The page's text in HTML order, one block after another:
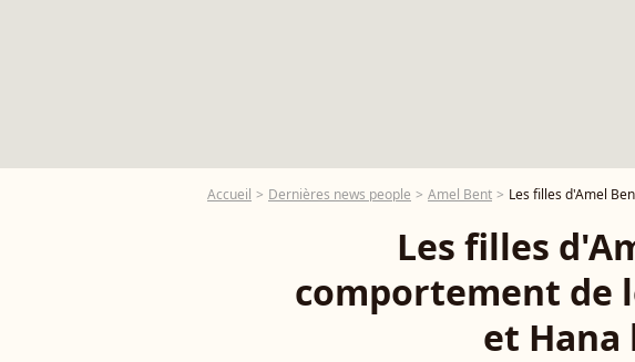
Accueil Dernières news people Amel Bent Les filles d'Amel
Les filles
comportement de
et